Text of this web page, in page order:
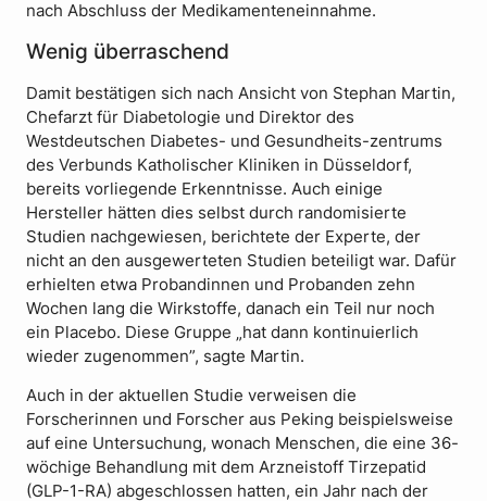
nach Abschluss der Medikamenteneinnahme.
Wenig überraschend
Damit bestätigen sich nach Ansicht von Stephan Martin,
Chefarzt für Diabetologie und Direktor des
Westdeutschen Diabetes- und Gesundheits-zentrums
des Verbunds Katholischer Kliniken in Düsseldorf,
bereits vorliegende Erkenntnisse. Auch einige
Hersteller hätten dies selbst durch randomisierte
Studien nachgewiesen, berichtete der Experte, der
nicht an den ausgewerteten Studien beteiligt war. Dafür
erhielten etwa Probandinnen und Probanden zehn
Wochen lang die Wirkstoffe, danach ein Teil nur noch
ein Placebo. Diese Gruppe „hat dann kontinuierlich
wieder zugenommen”, sagte Martin.
Auch in der aktuellen Studie verweisen die
Forscherinnen und Forscher aus Peking beispielsweise
auf eine Untersuchung, wonach Menschen, die eine 36-
wöchige Behandlung mit dem Arzneistoff Tirzepatid
(GLP-1-RA) abgeschlossen hatten, ein Jahr nach der